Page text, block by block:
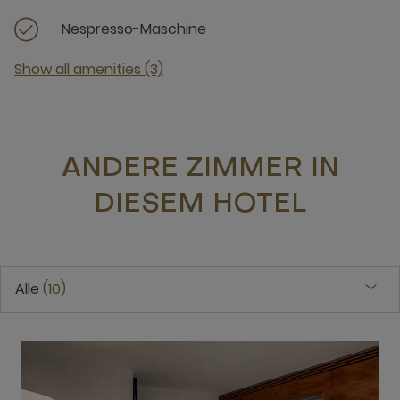
Nespresso-Maschine
Show all amenities (3)
ANDERE ZIMMER IN
DIESEM HOTEL
Alle 10